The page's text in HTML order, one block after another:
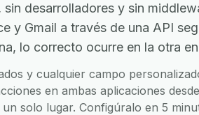
desarrolladores y sin
y Gmail a través de una API
lo correcto ocurre en la otra
y cualquier campo
en ambas aplicaciones
solo lugar. Configúralo en 5